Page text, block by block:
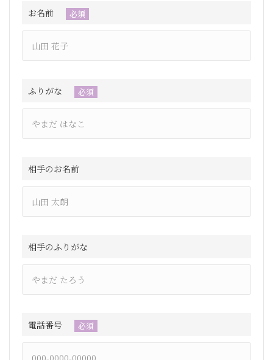
お名前 必須
ふりがな 必須
相手のお名前
相手のふりがな
電話番号 必須